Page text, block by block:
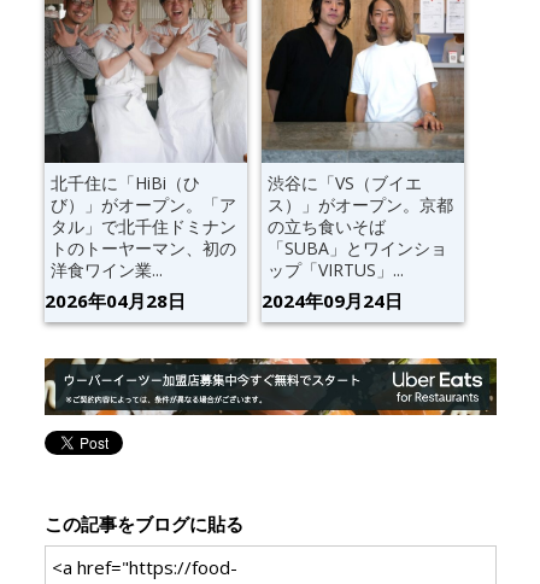
北千住に「HiBi（ひ
び）」がオープン。「ア
タル」で北千住ドミナン
トのトーヤーマン、初の
洋食ワイン業...
2026年04月28日
渋谷に「VS（ブイエ
ス）」がオープン。京都
の立ち食いそば
「SUBA」とワインショ
ップ「VIRTUS」...
2024年09月24日
この記事をブログに貼る
<a href="https://food-